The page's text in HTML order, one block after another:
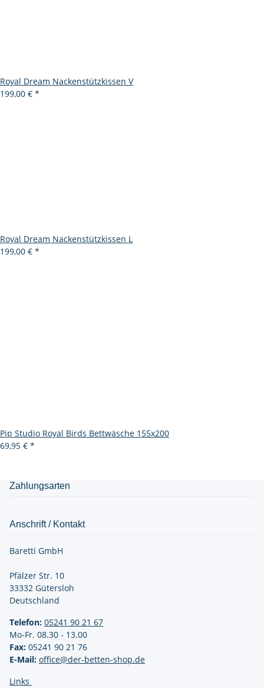
Royal Dream Nackenstützkissen V
199,00 € *
Royal Dream Nackenstützkissen L
199,00 € *
Pip Studio Royal Birds Bettwäsche 155x200
69,95 € *
Zahlungsarten
Anschrift / Kontakt
Baretti GmbH
Pfälzer Str. 10
33332 Gütersloh
Deutschland
Telefon: 05241 90 21 67
Mo-Fr. 08.30 - 13.00
Fax: 05241 90 21 76
E-Mail: office@der-betten-shop.de
Links